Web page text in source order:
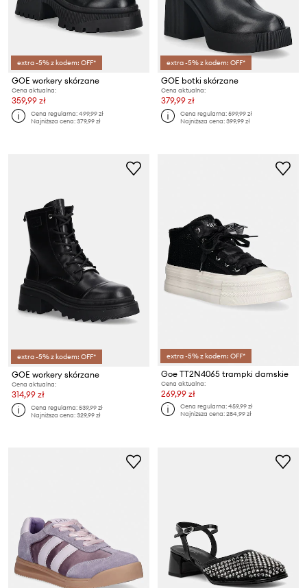
extra -5% z kodem: OFF*
GOE workery skórzane
Cena aktualna:
359,99 zł
Cena regularna:499,99 zł
Najniższa cena:379,99 zł
extra -5% z kodem: OFF*
GOE botki skórzane
Cena aktualna:
379,99 zł
Cena regularna:599,99 zł
Najniższa cena:399,99 zł
extra -5% z kodem: OFF*
GOE workery skórzane
Cena aktualna:
314,99 zł
Cena regularna:539,99 zł
Najniższa cena:329,99 zł
extra -5% z kodem: OFF*
Goe TT2N4065 trampki damskie
Cena aktualna:
269,99 zł
Cena regularna:459,99 zł
Najniższa cena:284,99 zł